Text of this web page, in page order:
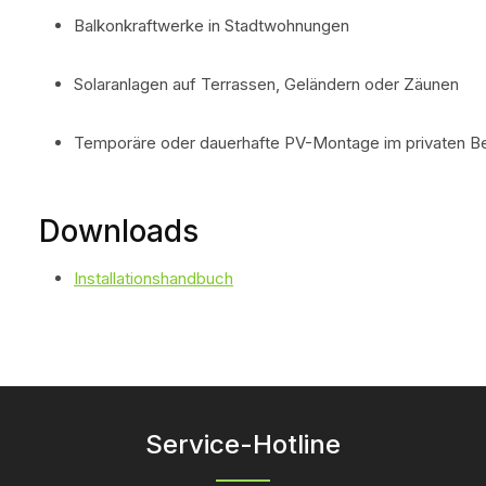
Balkonkraftwerke in Stadtwohnungen
Solaranlagen auf Terrassen, Geländern oder Zäunen
Temporäre oder dauerhafte PV-Montage im privaten
Downloads
Installationshandbuch
Service-Hotline